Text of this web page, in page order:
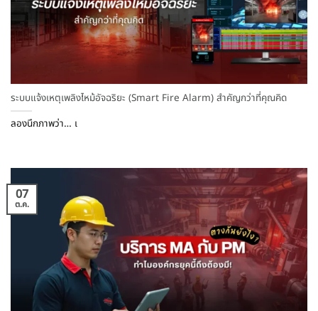
ระบบแจ้งเหตุเพลิงไหม้อัจฉริยะ (Smart Fire Alarm) สำคัญกว่าที่คุณคิด
ลองนึกภาพว่า… เ
07
ต.ค.